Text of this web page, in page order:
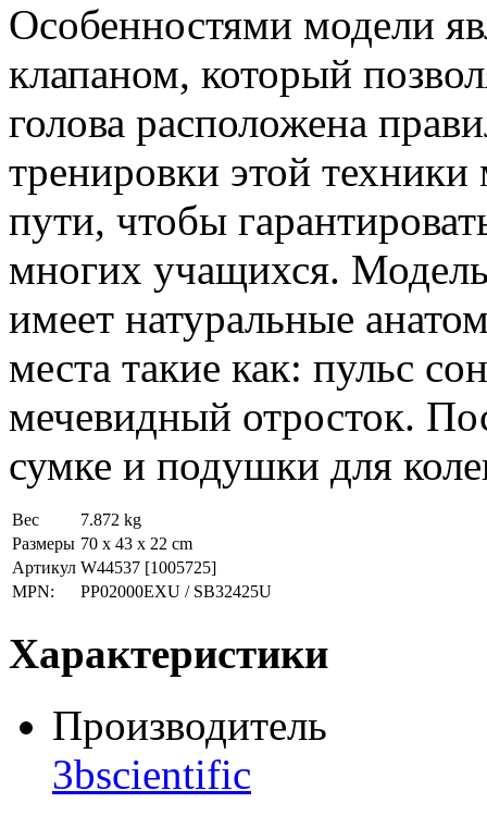
Особенностями модели
клапаном, который
голова расположена
тренировки этой
пути, чтобы
многих учащихся. Модель
имеет натуральные
места такие как: пульс
мечевидный отросток.
сумке и подушки для
Вес
7.872 kg
Размеры 70 x 43 x 22 cm
Артикул W44537 [1005725]
MPN:
PP02000EXU / SB32425U
Характеристики
Производитель
3bscientific